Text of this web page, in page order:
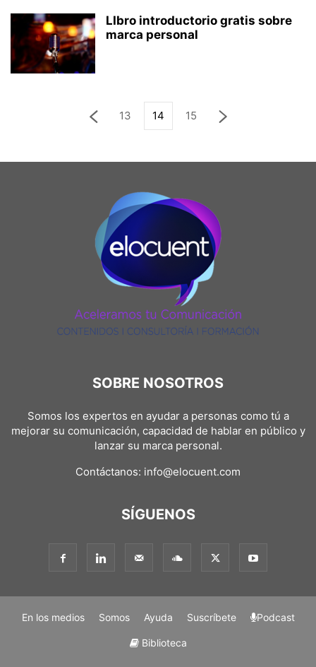
LIbro introductorio gratis sobre
marca personal
13 14 15
SOBRE NOSOTROS
Somos los expertos en ayudar a personas como tú a
mejorar su comunicación, capacidad de hablar en público y
lanzar su marca personal.
Contáctanos: info@elocuent.com
SÍGUENOS
En los medios Somos Ayuda Suscríbete Podcast
Biblioteca